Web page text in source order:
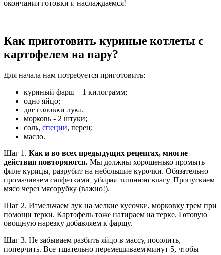
окончания готовки и наслаждаемся!
Как приготовить куриные котлеты с
картофелем на пару?
Для начала нам потребуется приготовить:
куриный фарш – 1 килограмм;
одно яйцо;
две головки лука;
морковь - 2 штуки;
соль, специи, перец;
масло.
Шаг 1. Как и во всех предыдущих рецептах, многие
действия повторяются. Мы должны хорошенько промыть
филе курицы, разрубит на небольшие курочки. Обязательно
промачиваем салфетками, убирая лишнюю влагу. Пропускаем
мясо через мясорубку (важно!).
Шаг 2. Измельчаем лук на мелкие кусочки, морковку трем при
помощи терки. Картофель тоже натираем на терке. Готовую
овощную нарезку добавляем к фаршу.
Шаг 3. Не забываем разбить яйцо в массу, посолить,
поперчить. Все тщательно перемешиваем минут 5, чтобы